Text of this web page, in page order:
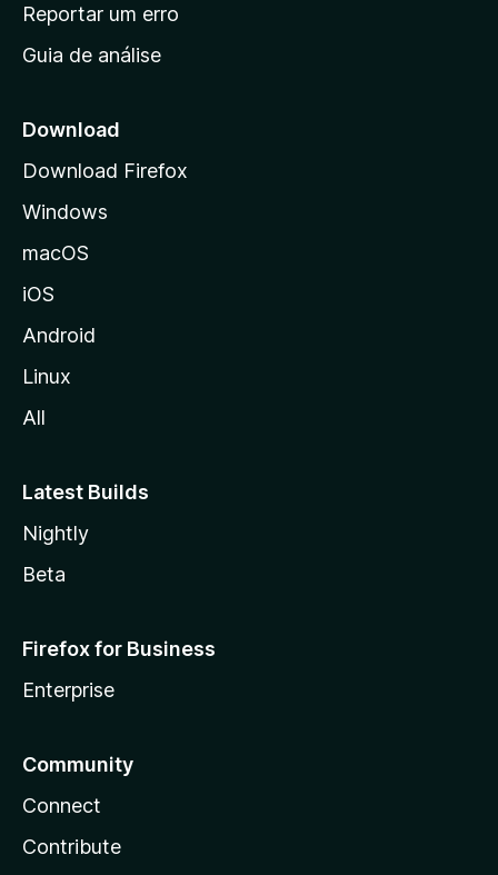
c
a
d
a
z
i
a
Reportar um erro
Guia de análise
Download
Download Firefox
Windows
macOS
iOS
Android
Linux
All
Latest Builds
Nightly
Beta
Firefox for Business
Enterprise
Community
Connect
Contribute